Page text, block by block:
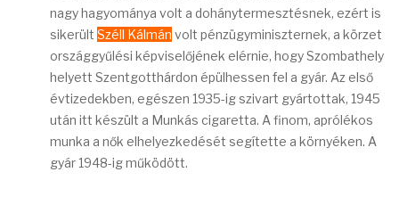
nagy hagyománya volt a dohánytermesztésnek, ezért is
sikerült Széll Kálmán volt pénzügyminiszternek, a körzet
országgyűlési képviselőjének elérnie, hogy Szombathely
helyett Szentgotthárdon épülhessen fel a gyár. Az első
évtizedekben, egészen 1935-ig szivart gyártottak, 1945
után itt készült a Munkás cigaretta. A finom, aprólékos
munka a nők elhelyezkedését segítette a környéken. A
gyár 1948-ig működött.